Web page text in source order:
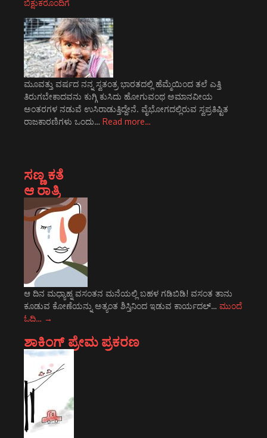
ಬಿಕ್ಷುಕರೊಂದಿಗೆ
ಮೂವತ್ತು ವರ್ಷದ ನನ್ನ ಸ್ವತಂತ್ರ ಭಾರತದಲ್ಲಿ ಹೆಮ್ಮೆಯಿಂದ ತಲೆ ಎತ್ತಿ
ತಿರುಗಬೇಕಾದವನು ಕುಗ್ಗಿ ಕುಸಿದು ಹೋಗುವಂಥ ಅಮಾನವೀಯ
ಅಂತರಗಳ ನಡುವೆ ಉಸಿರಾಡುತ್ತಿದ್ದೇನೆ. ವೈಭೋಗದಲ್ಲಿರುವ ಸ್ವಪ್ರತಿಷ್ಟಿತ
ರಾಜಕಾರಣಿಗಳು ಒಂದು… Read more…
ಸಣ್ಣ ಕತೆ
ಆ ರಾತ್ರಿ
ಆ ದಿನ ಮಧ್ಯಾಹ್ನ ವಸಂತನ ಮನೆಯಲ್ಲಿ ಬಹಳ ಗಡಿಬಿಡಿ! ವಸಂತ ತಾನು
ಕೂಡುವ ಕೋಣೆಯನ್ನು ಅತ್ಯಂತ ಶಿಸ್ತಿನಿಂದ ಇಡುವ ಕಾರ್ಯದಲ್… ಮುಂದೆ
ಓದಿ… →
ಶಾಕಿಂಗ್ ಪ್ರೇಮ ಪ್ರಕರಣ